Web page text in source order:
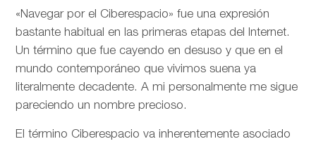
«Navegar por el Ciberespacio» fue una expresión
bastante habitual en las primeras etapas del Internet.
Un término que fue cayendo en desuso y que en el
mundo contemporáneo que vivimos suena ya
literalmente decadente. A mi personalmente me sigue
pareciendo un nombre precioso.
El término Ciberespacio va inherentemente asociado